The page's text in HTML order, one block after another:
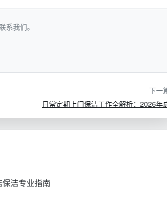
执行标准
污渍 地面无杂物、无积水、无可见污渍
视觉整洁有序
我们。
下一
日常定期上门保洁工作全解析：2026年
洁专业指南